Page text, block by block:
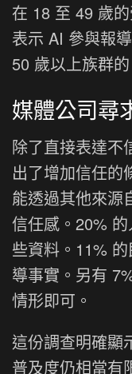
在 18 至 49 歲
表示 AI 參與報
50 歲以上族群的
媒體公司尋
除了直接表達不
出了增加信任的
能透過其他來源
信任感。20%
些資料。11%
導事實。另有
情形即可。
這份調查明確顯
普及度仍相當有